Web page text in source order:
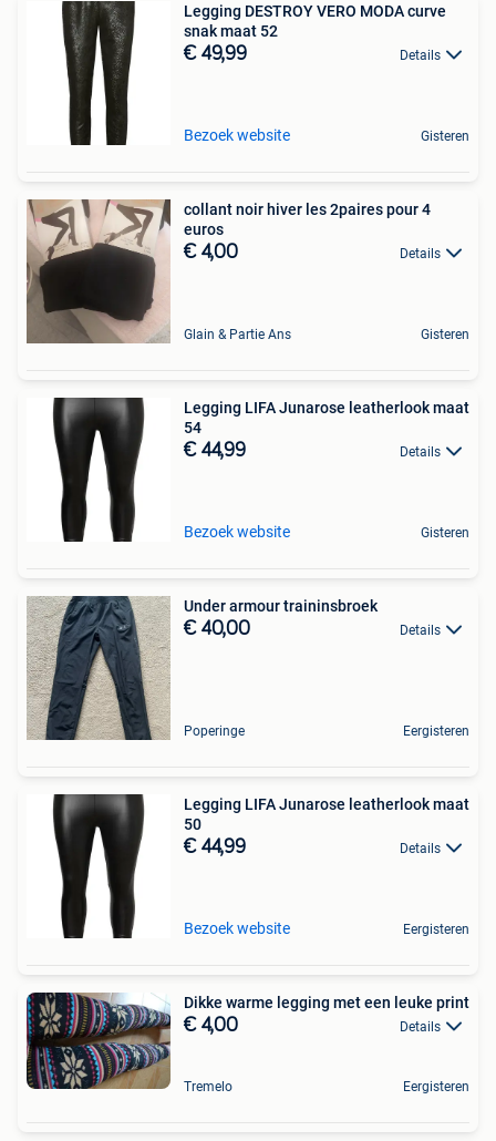
Legging DESTROY VERO MODA curve
snak maat 52
€ 49,99 Details
Bezoek website Gisteren
collant noir hiver les 2paires pour 4
euros
€ 4,00 Details
Glain & Partie Ans Gisteren
Legging LIFA Junarose leatherlook maat
54
€ 44,99 Details
Bezoek website Gisteren
Under armour traininsbroek
€ 40,00 Details
Poperinge Eergisteren
Legging LIFA Junarose leatherlook maat
50
€ 44,99 Details
Bezoek website Eergisteren
Dikke warme legging met een leuke print
€ 4,00 Details
Tremelo Eergisteren